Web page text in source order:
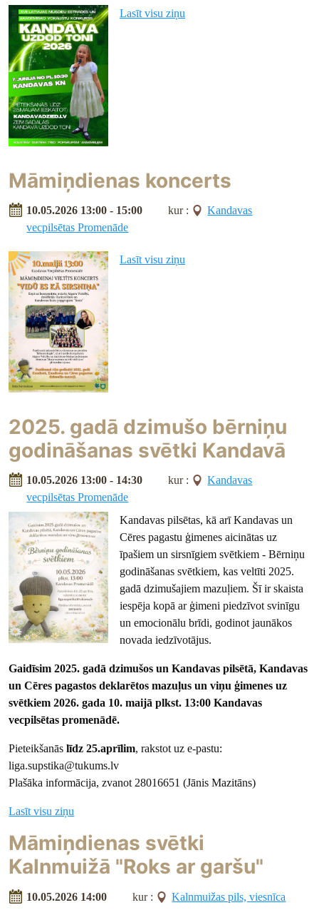
Lasīt visu ziņu
Māmiņdienas koncerts
10.05.2026 13:00 - 15:00 kur :
Kandavas
vecpilsētas Promenāde
Lasīt visu ziņu
2025. gadā dzimušo bērniņu
godināšanas svētki Kandavā
10.05.2026 13:00 - 14:30 kur :
Kandavas
vecpilsētas Promenāde
Kandavas pilsētas, kā arī Kandavas un
Cēres pagastu ģimenes aicinātas uz
īpašiem un sirsnīgiem svētkiem - Bērniņu
godināšanas svētkiem, kas veltīti 2025.
gadā dzimušajiem mazuļiem. Šī ir skaista
iespēja kopā ar ģimeni piedzīvot svinīgu
un emocionālu brīdi, godinot jaunākos
novada iedzīvotājus.
Gaidīsim 2025. gadā dzimušos un Kandavas pilsētā, Kandavas
un Cēres pagastos deklarētos mazuļus un viņu ģimenes uz
svētkiem 2026. gada 10. maijā plkst. 13:00 Kandavas
vecpilsētas promenādē.
Pieteikšanāslīdz 25.aprīlim, rakstot uz e-pastu:
liga.supstika@tukums.lv
Plašāka informācija, zvanot 28016651 (Jānis Mazitāns)
Lasīt visu ziņu
Māmiņdienas svētki
Kalnmuižā "Roks ar garšu"
10.05.2026 14:00 kur : Kalnmuižas pils, viesnīca